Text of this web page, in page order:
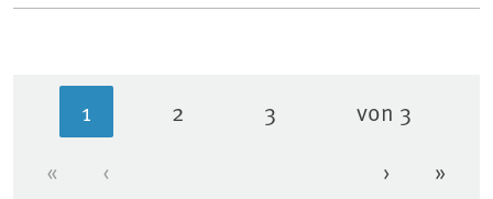
Erste Seite
« Vorherige Seite
‹
Aktuelle Seite
1 Seite
2 Seite
3 von 3
Nächste
› »